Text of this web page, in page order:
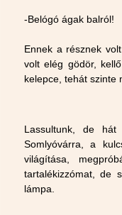
-Belógó ágak balról!
Ennek a résznek
volt elég gödör,
kelepce, tehát szinte
Lassultunk, de
Somlyóvárra, a
világítása,
tartalékizzómat, de
lámpa.